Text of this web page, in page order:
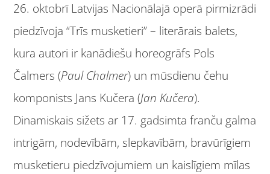
26. oktobrī Latvijas Nacionālajā operā pirmizrādi
piedzīvoja “Trīs musketieri” – literārais balets,
kura autori ir kanādiešu horeogrāfs Pols
Čalmers (Paul Chalmer) un mūsdienu čehu
komponists Jans Kučera (Jan Kučera).
Dinamiskais sižets ar 17. gadsimta franču galma
intrigām, nodevībām, slepkavībām, bravūrīgiem
musketieru piedzīvojumiem un kaislīgiem mīlas